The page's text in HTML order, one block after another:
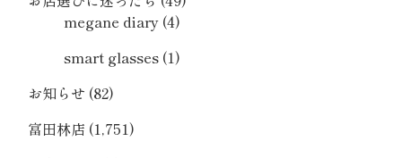
megane diary (4)
smart glasses (1)
お知らせ (82)
富田林店 (1,751)